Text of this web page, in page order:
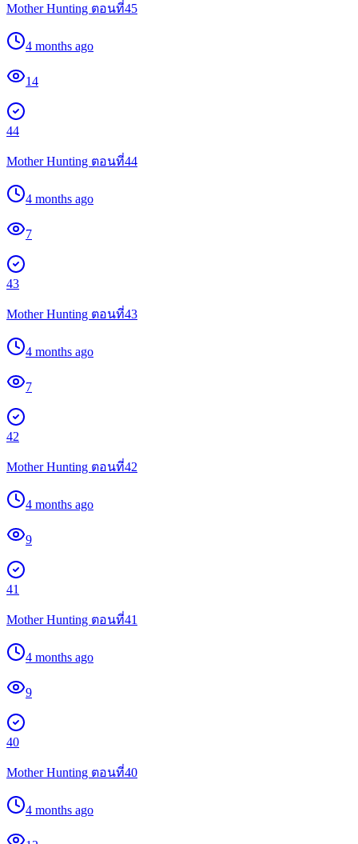
Mother Hunting ตอนที่45
4 months ago
14
44
Mother Hunting ตอนที่44
4 months ago
7
43
Mother Hunting ตอนที่43
4 months ago
7
42
Mother Hunting ตอนที่42
4 months ago
9
41
Mother Hunting ตอนที่41
4 months ago
9
40
Mother Hunting ตอนที่40
4 months ago